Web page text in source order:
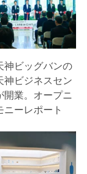
神ビッグバンの
神ビジネスセン
業。オープニ
ニーレポート